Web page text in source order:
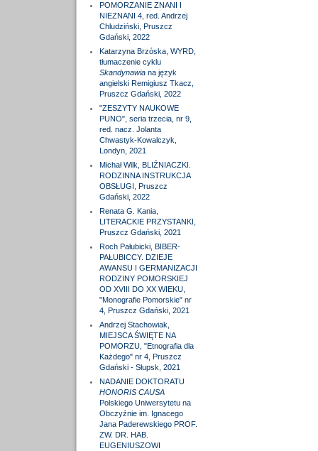
POMORZANIE ZNANI I
NIEZNANI 4, red. Andrzej
Chludziński, Pruszcz
Gdański, 2022
Katarzyna Brzóska, WYRD,
tłumaczenie cyklu
Skandynawiana język
angielski Remigiusz Tkacz,
Pruszcz Gdański, 2022
"ZESZYTY NAUKOWE
PUNO", seria trzecia, nr 9,
red. nacz. Jolanta
Chwastyk-Kowalczyk,
Londyn, 2021
Michał Wilk, BLIŹNIACZKI.
RODZINNA INSTRUKCJA
OBSŁUGI, Pruszcz
Gdański, 2022
Renata G. Kania,
LITERACKIE PRZYSTANKI,
Pruszcz Gdański, 2021
Roch Pałubicki, BIBER-
PAŁUBICCY. DZIEJE
AWANSU I GERMANIZACJI
RODZINY POMORSKIEJ
OD XVIII DO XX WIEKU,
"Monografie Pomorskie" nr
4, Pruszcz Gdański, 2021
Andrzej Stachowiak,
MIEJSCA ŚWIĘTE NA
POMORZU, "Etnografia dla
Każdego" nr 4, Pruszcz
Gdański - Słupsk, 2021
NADANIE DOKTORATU
HONORIS CAUSA
Polskiego Uniwersytetu na
Obczyźnie im. Ignacego
Jana Paderewskiego PROF.
ZW. DR. HAB.
EUGENIUSZOWI